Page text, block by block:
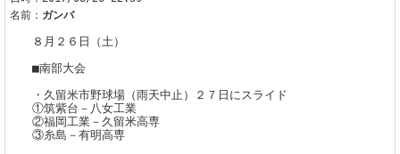
名前： ガンバ
８月２６日（土）
■南部大会
・久留米市野球場（雨天中止）２７日にスライド
①筑紫台－八女工業
②福岡工業－久留米高専
③糸島－有明高専